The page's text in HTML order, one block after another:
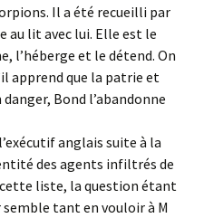
Il a été recueilli par
au lit avec lui. Elle est le
l’héberge et le détend. On
apprend que la patrie et
Bond l’abandonne
anglais suite à la
des agents infiltrés de
cette liste, la question étant
tant en vouloir à M